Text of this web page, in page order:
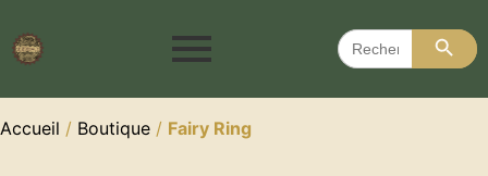
Search
for:
Search
Accueil / Boutique / Fairy Ring